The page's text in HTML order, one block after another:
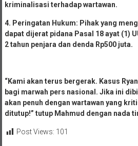
kriminalisasi terhadap wartawan.
4. Peringatan Hukum: Pihak yang
dapat dijerat pidana Pasal 18 ayat (1)
2 tahun penjara dan denda Rp500 juta.
“Kami akan terus bergerak. Kasus
bagi marwah pers nasional. Jika ini
akan penuh dengan wartawan yang
ditutup!” tutup Mahmud dengan nada
Post Views: 101